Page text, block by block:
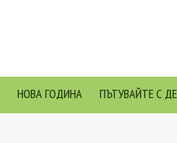
НОВА ГОДИНА ПЪТУВАЙТЕ С